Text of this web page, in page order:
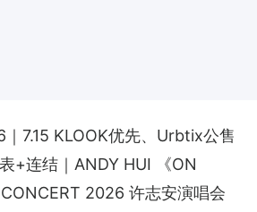
7.15 KLOOK优先、Urbtix公售
+连结｜ANDY HUI 《ON
2026 许志安演唱会